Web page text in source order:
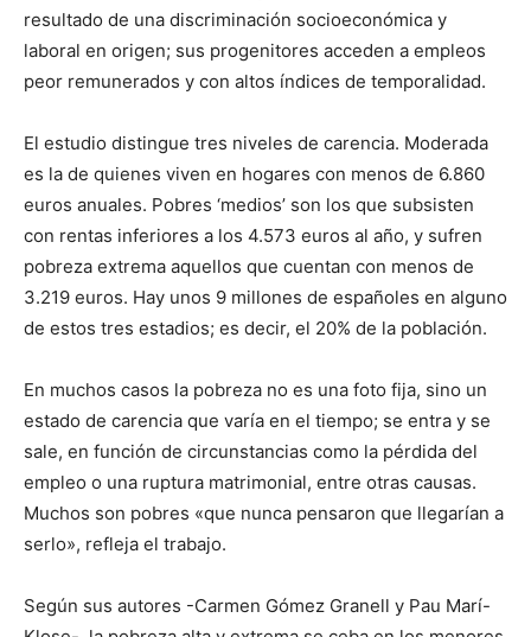
resultado de una discriminación socioeconómica y
laboral en origen; sus progenitores acceden a empleos
peor remunerados y con altos índices de temporalidad.
El estudio distingue tres niveles de carencia. Moderada
es la de quienes viven en hogares con menos de 6.860
euros anuales. Pobres ‘medios’ son los que subsisten
con rentas inferiores a los 4.573 euros al año, y sufren
pobreza extrema aquellos que cuentan con menos de
3.219 euros. Hay unos 9 millones de españoles en alguno
de estos tres estadios; es decir, el 20% de la población.
En muchos casos la pobreza no es una foto fija, sino un
estado de carencia que varía en el tiempo; se entra y se
sale, en función de circunstancias como la pérdida del
empleo o una ruptura matrimonial, entre otras causas.
Muchos son pobres «que nunca pensaron que llegarían a
serlo», refleja el trabajo.
Según sus autores -Carmen Gómez Granell y Pau Marí-